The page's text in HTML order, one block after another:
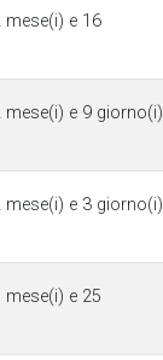
mese(i) e 16
mese(i) e 9 giorno(i)
mese(i) e 3 giorno(i)
mese(i) e 25